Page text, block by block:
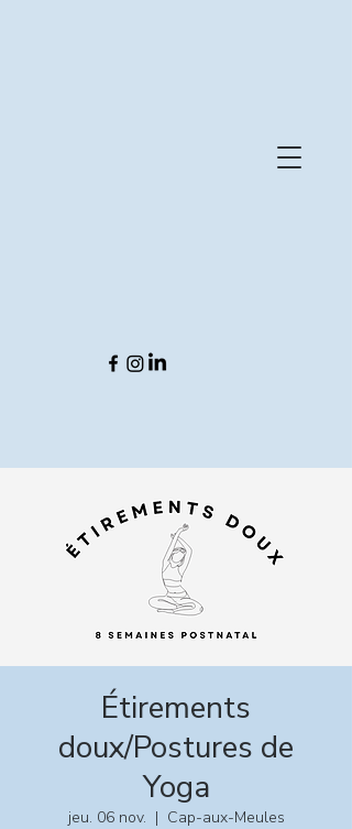
Étirements
doux/Postures de
Yoga
jeu. 06 nov.
  |
Cap-aux-Meules